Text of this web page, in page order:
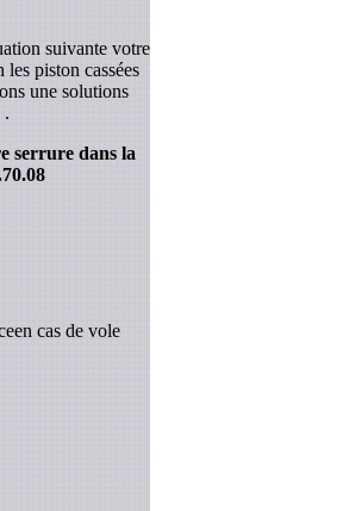
suivante votre
piston cassées
une solutions
.
serrure dans la
cas de vole